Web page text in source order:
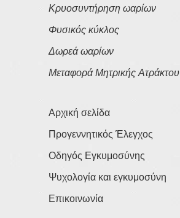
Κρυοσυντήρηση ωαρίων
Φυσικός κύκλος
Δωρεά ωαρίων
Μεταφορά Μητρικής Ατράκτου
Αρχική σελίδα
Προγεννητικός Έλεγχος
Οδηγός Εγκυμοσύνης
Ψυχολογία και εγκυμοσύνη
Επικοινωνία